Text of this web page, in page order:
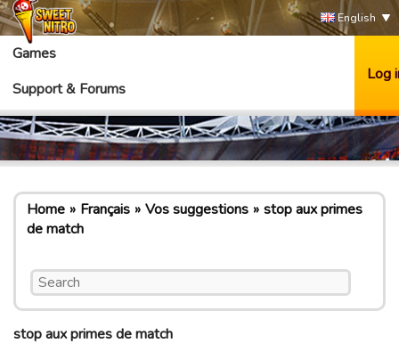
English
Games
Support & Forums
Log
Home Français Vos suggestions
stop aux primes
de match
stop aux primes de match